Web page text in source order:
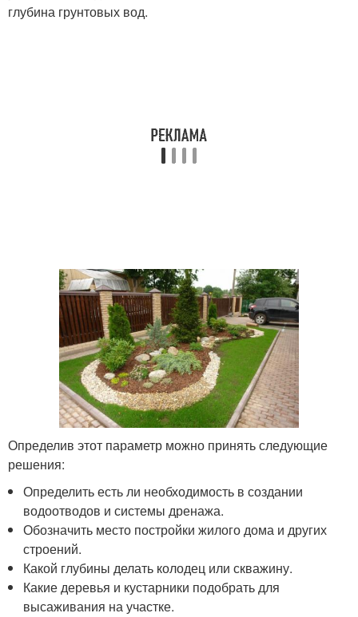
глубина грунтовых вод.
Определив этот параметр можно принять следующие
решения:
Определить есть ли необходимость в создании
водоотводов и системы дренажа.
Обозначить место постройки жилого дома и других
строений.
Какой глубины делать колодец или скважину.
Какие деревья и кустарники подобрать для
высаживания на участке.